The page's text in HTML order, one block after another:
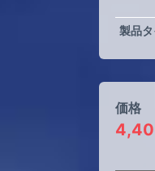
製品
価格